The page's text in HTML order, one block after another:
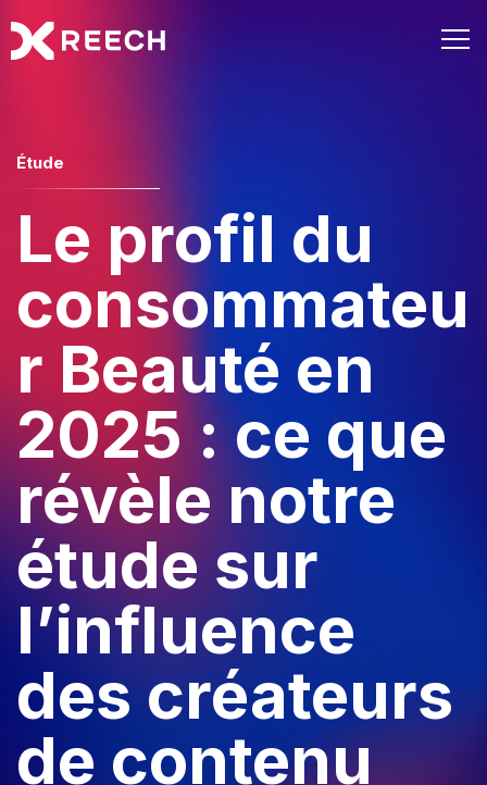
Étude
Le profil du
consommateu
r Beauté en
2025 : ce que
révèle notre
étude sur
l’influence
des créateurs
de contenu